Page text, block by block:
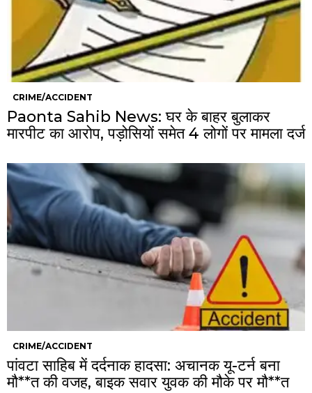
CRIME/ACCIDENT
Paonta Sahib News: घर के बाहर बुलाकर
मारपीट का आरोप, पड़ोसियों समेत 4 लोगों पर मामला दर्ज
CRIME/ACCIDENT
पांवटा साहिब में दर्दनाक हादसा: अचानक यू-टर्न बना
मौ**त की वजह, बाइक सवार युवक की मौके पर मौ**त